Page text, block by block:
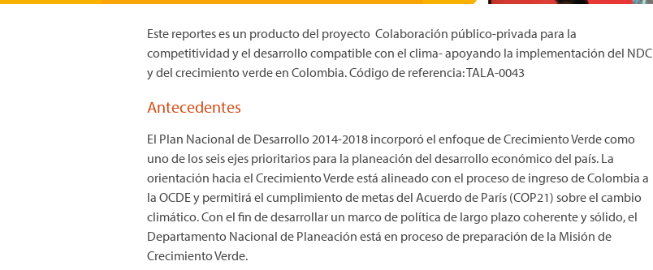
Este reportes es un producto del proyecto Colaboración público-privada para la
competitividad y el desarrollo compatible con el clima- apoyando la implementación del NDC
y del crecimiento verde en Colombia. Código de referencia: TALA-0043
Antecedentes
El Plan Nacional de Desarrollo 2014-2018 incorporó el enfoque de Crecimiento Verde como
uno de los seis ejes prioritarios para la planeación del desarrollo económico del país. La
orientación hacia el Crecimiento Verde está alineado con el proceso de ingreso de Colombia a
la OCDE y permitirá el cumplimiento de metas del Acuerdo de París (COP21) sobre el cambio
climático. Con el fin de desarrollar un marco de política de largo plazo coherente y sólido, el
Departamento Nacional de Planeación está en proceso de preparación de la Misión de
Crecimiento Verde.